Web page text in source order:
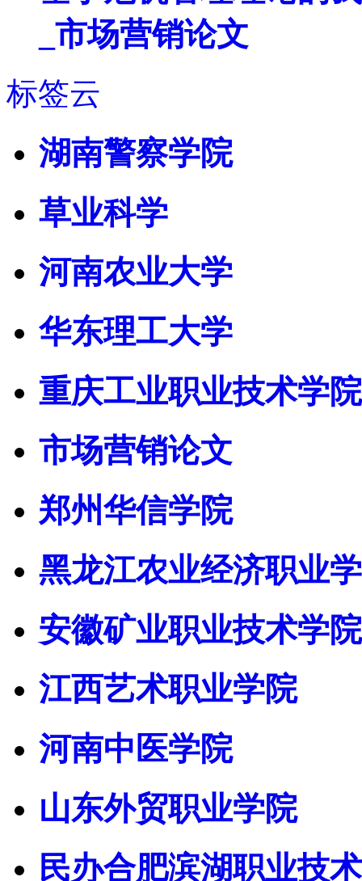
_市场营销论文
标签云
湖南警察学院
草业科学
河南农业大学
华东理工大学
重庆工业职业技术学院
市场营销论文
郑州华信学院
黑龙江农业经济职业
安徽矿业职业技术学院
江西艺术职业学院
河南中医学院
山东外贸职业学院
民办合肥滨湖职业技